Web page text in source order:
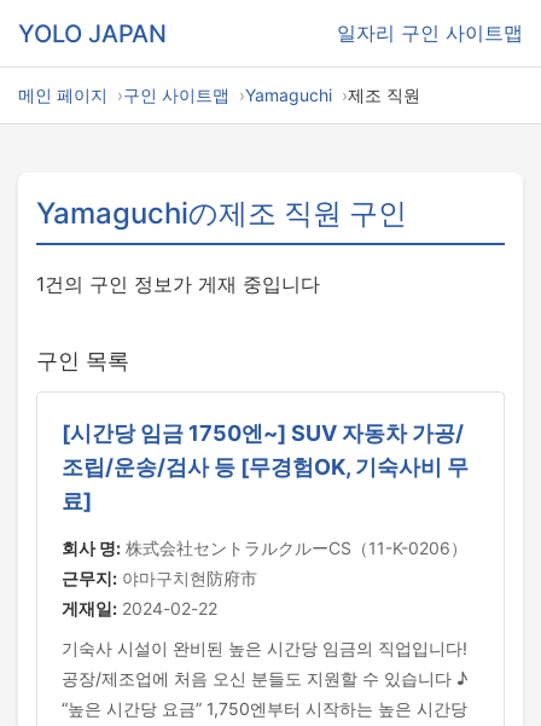
YOLO JAPAN 일자리 구인 사이트맵
메인 페이지 구인 사이트맵 Yamaguchi 제조 직원
Yamaguchiの제조 직원 구인
1건의 구인 정보가 게재 중입니다
구인 목록
[시간당 임금 1750엔~] SUV 자동차 가공/
조립/운송/검사 등 [무경험OK, 기숙사비 무
료]
회사 명: 株式会社セントラルクルーCS（11-K-0206）
근무지: 야마구치현防府市
게재일: 2024-02-22
기숙사 시설이 완비된 높은 시간당 임금의 직업입니다!
공장/제조업에 처음 오신 분들도 지원할 수 있습니다 ♪
“높은 시간당 요금” 1,750엔부터 시작하는 높은 시간당